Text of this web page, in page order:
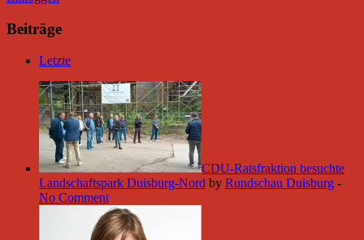
Beiträge
Letzte
CDU-Ratsfraktion besuchte
Landschaftspark Duisburg-Nord by Rundschau Duisburg -
No Comment